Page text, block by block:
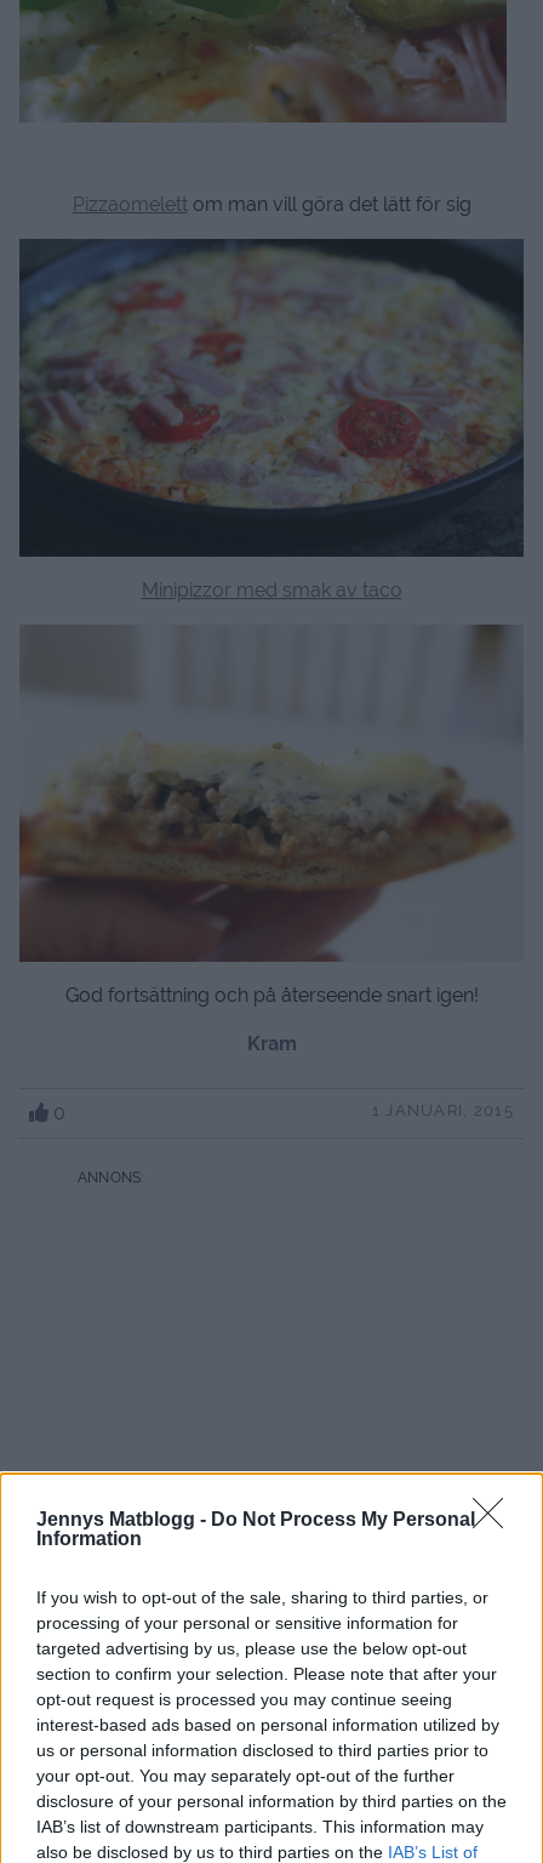
Jennys Matblogg - Do Not Process My Personal
Information
If you wish to opt-out of the sale, sharing to third parties, or
processing of your personal or sensitive information for
targeted advertising by us, please use the below opt-out
section to confirm your selection. Please note that after your
opt-out request is processed you may continue seeing
interest-based ads based on personal information utilized by
us or personal information disclosed to third parties prior to
your opt-out. You may separately opt-out of the further
disclosure of your personal information by third parties on the
IAB’s list of downstream participants. This information may
also be disclosed by us to third parties on the IAB’s List of
Pizzaomelett om man vill göra det lätt för sig
Minipizzor med smak av taco
God fortsättning och på återseende snart igen!
Kram
0 1 JANUARI, 2015